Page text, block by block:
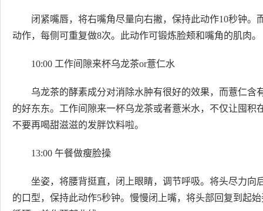
闭紧嘴唇，将右嘴角尽量向右撇，保持此动作10秒钟
动作，每侧可重复做8次。此动作可锻炼脸颊和嘴角的肌肉。
10:00 工作间隙来杯乌龙茶or薏仁水
乌龙茶的酵素成分对消除水肿有很好的效果，而薏仁
的好东东。工作间隙来一杯乌龙茶或者薏米水，不仅让囤
不要再喝甜滋滋的发胖饮料啦。
13:00 午餐做瘦脸操
坐姿，将腰背挺直，闭上眼睛，调节呼吸。将头尽力向
的口型，保持此动作5秒钟。慢慢闭上嘴，将头部回复到起